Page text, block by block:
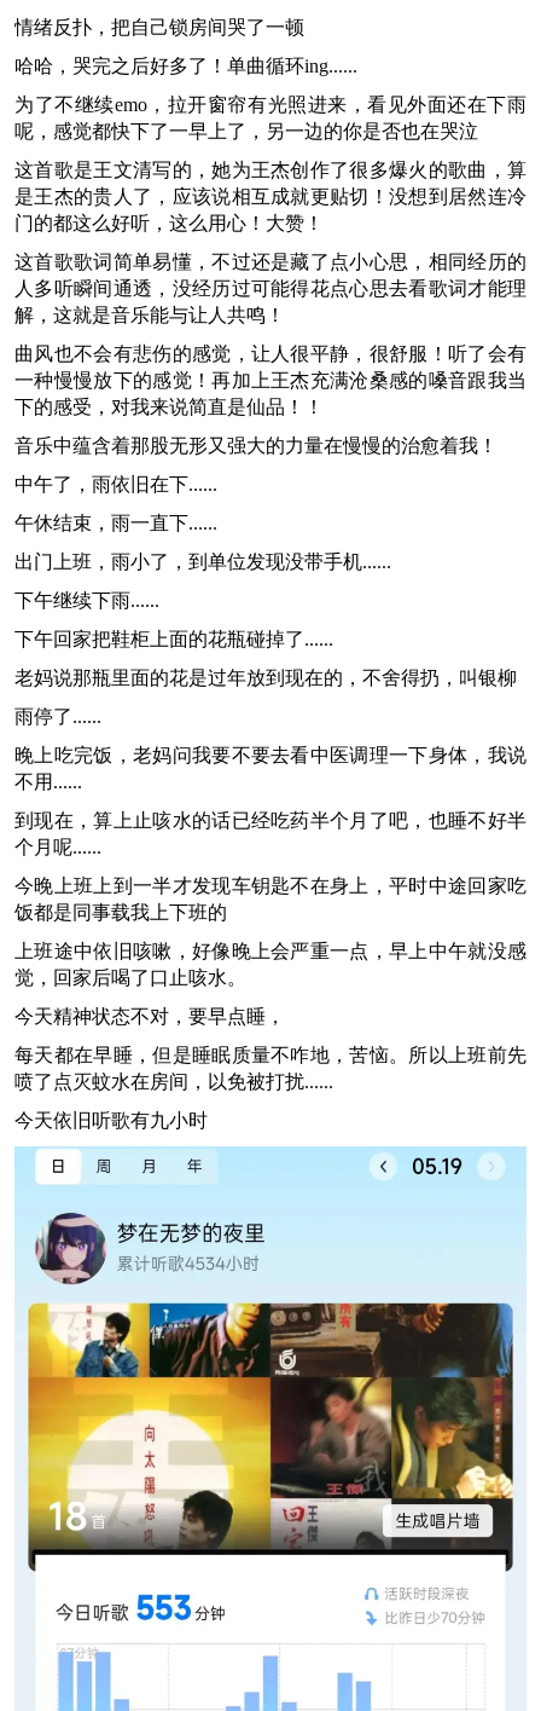
情绪反扑，把自己锁房间哭了一顿
哈哈，哭完之后好多了！单曲循环ing......
为了不继续emo，拉开窗帘有光照进来，看见外面还在下雨
呢，感觉都快下了一早上了，另一边的你是否也在哭泣
这首歌是王文清写的，她为王杰创作了很多爆火的歌曲，算
是王杰的贵人了，应该说相互成就更贴切！没想到居然连冷
门的都这么好听，这么用心！大赞！
这首歌歌词简单易懂，不过还是藏了点小心思，相同经历的
人多听瞬间通透，没经历过可能得花点心思去看歌词才能理
解，这就是音乐能与让人共鸣！
曲风也不会有悲伤的感觉，让人很平静，很舒服！听了会有
一种慢慢放下的感觉！再加上王杰充满沧桑感的嗓音跟我当
下的感受，对我来说简直是仙品！！
音乐中蕴含着那股无形又强大的力量在慢慢的治愈着我！
中午了，雨依旧在下......
午休结束，雨一直下......
出门上班，雨小了，到单位发现没带手机......
下午继续下雨......
下午回家把鞋柜上面的花瓶碰掉了......
老妈说那瓶里面的花是过年放到现在的，不舍得扔，叫银柳
雨停了......
晚上吃完饭，老妈问我要不要去看中医调理一下身体，我说
不用......
到现在，算上止咳水的话已经吃药半个月了吧，也睡不好半
个月呢......
今晚上班上到一半才发现车钥匙不在身上，平时中途回家吃
饭都是同事载我上下班的
上班途中依旧咳嗽，好像晚上会严重一点，早上中午就没感
觉，回家后喝了口止咳水。
今天精神状态不对，要早点睡，
每天都在早睡，但是睡眠质量不咋地，苦恼。所以上班前先
喷了点灭蚊水在房间，以免被打扰......
今天依旧听歌有九小时